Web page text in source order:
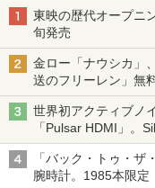
東映の歴代オープニ
旬発売
金ロー「ナウシカ」
送のフリーレン」無
世界初アクティブノ
「Pulsar HDMI」。
「バック・トゥ・
腕時計。1985本限定